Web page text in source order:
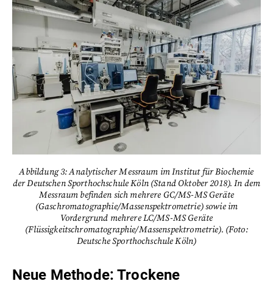
Abbildung 3: Analytischer Messraum im Institut für Biochemie
der Deutschen Sporthochschule Köln (Stand Oktober 2018). In dem
Messraum befinden sich mehrere GC/MS-MS Geräte
(Gaschromatographie/Massenspektrometrie) sowie im
Vordergrund mehrere LC/MS-MS Geräte
(Flüssigkeitschromatographie/Massenspektrometrie). (Foto:
Deutsche Sporthochschule Köln)
Neue Methode: Trockene